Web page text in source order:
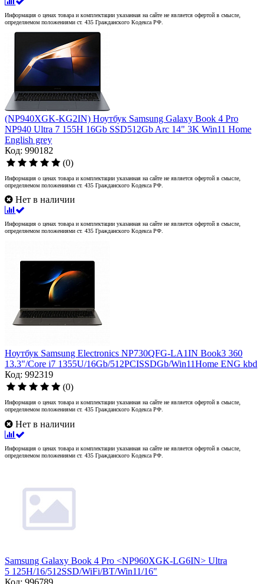
Информация о ценах товара и комплектации указанная на сайте не является офертой в смысле,
определяемом положениями ст. 435 Гражданского Кодекса РФ.
(NP940XGK-KG2IN) Ноутбук Samsung Galaxy Book 4 Pro
NP940 Ultra 7 155H 16Gb SSD512Gb Arc 14" 3K Win11 Home
English grey
Код: 990182
(0)
Информация о ценах товара и комплектации указанная на сайте не является офертой в смысле,
определяемом положениями ст. 435 Гражданского Кодекса РФ.
Нет в наличии
Информация о ценах товара и комплектации указанная на сайте не является офертой в смысле,
определяемом положениями ст. 435 Гражданского Кодекса РФ.
Ноутбук Samsung Electronics NP730QFG-LA1IN Book3 360
13.3"/Core i7 1355U/16Gb/512PCISSDGb/Win11Home ENG kbd
Код: 992319
(0)
Информация о ценах товара и комплектации указанная на сайте не является офертой в смысле,
определяемом положениями ст. 435 Гражданского Кодекса РФ.
Нет в наличии
Информация о ценах товара и комплектации указанная на сайте не является офертой в смысле,
определяемом положениями ст. 435 Гражданского Кодекса РФ.
Samsung Galaxy Book 4 Pro <NP960XGK-LG6IN> Ultra
5 125H/16/512SSD/WiFi/BT/Win11/16"